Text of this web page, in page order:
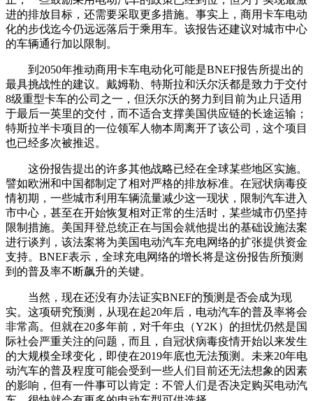
进的排放目标，还需要采取更多措施。事实上，商用卡车电动
化的步伐迄今仍远远落后于乘用车。该报告还建议对城市中心
的车辆通行加以限制。
到2050年推动商用卡车电动化可能是BNEF报告所提出的
最具挑战性的建议。戴姆勒、特斯拉和沃尔沃都是致力于交付
8级重型卡车的公司之一，但沃尔沃的努力到目前为止只适用
于最后一英里的交付，而不适合支撑美国供应链的长途运输；
特斯拉半卡项目的一位领军人物本周离开了该公司，这个项目
也已经多次被推迟。
这份报告提出的许多其他战略已经在全球某些地区实施。
譬如欧洲和中国都制定了相对严格的排放标准。在冠状病毒疫
情初期，一些城市利用车辆流量减少这一现状，限制汽车进入
市中心，甚至在开始恢复相对正常的生活时，某些城市仍坚持
限制措施。美国拜登总统正在与国会就他提出的基础设施法案
进行谈判，该法案将为美国电动汽车充电网络的扩张提供资金
支持。BNEF表示，全球充电网络的增长将是这份报告所预测
到的普及率不断飙升的关键。
当然，现在还没有办法证实BNEF的预测是否会成为现
实。这项研究预测，从现在起20年后，电动汽车的普及率将会
非常高。但就在20多年前，对千年虫（Y2K）的担忧仍然是国
际社会严重关注的问题，而且，自冠状病毒疫情开始以来发生
的大规模全球变化，即使在2019年底也无法预测。未来20年电
动汽车的普及程度可能会受到一些人们目前还无法想象的因素
的影响，但有一件事可以肯定：不管人们是否决定购买电动汽